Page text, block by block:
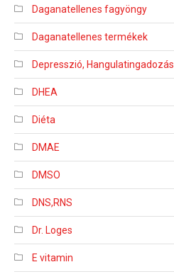
Daganatellenes fagyöngy
Daganatellenes termékek
Depresszió, Hangulatingadozás
DHEA
Diéta
DMAE
DMSO
DNS,RNS
Dr. Loges
E vitamin